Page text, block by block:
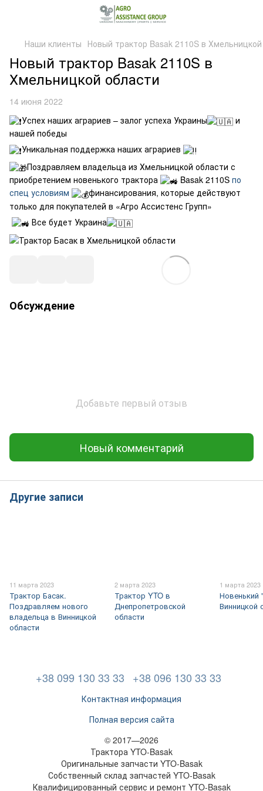
Наши клиенты Новый трактор Basak 2110S в
Новый трактор Basak 2110S в
Хмельницкой области
14 июня 2022
Успех наших аграриев – залог успеха Украины
и
нашей победы
Уникальная поддержка наших аграриев
Поздравляем владельца из Хмельницкой области с
приобретением новенького трактора
Basak 2110S по
спец условиям
финансирования, которые действуют
только для покупателей в «Агро Ассистенс Групп»
Все будет Украина
Обсуждение
Добавьте первый отзыв
Новый комментарий
Другие записи
11 марта 2023
Трактор Басак.
Поздравляем нового
владельца в Винницкой
области
2 марта 2023
Трактор YTO в
Днепропетровской
области
1 марта 2023
Новенький
Винницкой
+38 099 130 33 33 +38 096 130 33 33
Контактная информация
Полная версия сайта
© 2017—2026
Трактора YTO-Basak
Оригинальные запчасти YTO-Basak
Собственный склад запчастей YTO-Basak
Квалифицированный сервис и ремонт YTO-Basak